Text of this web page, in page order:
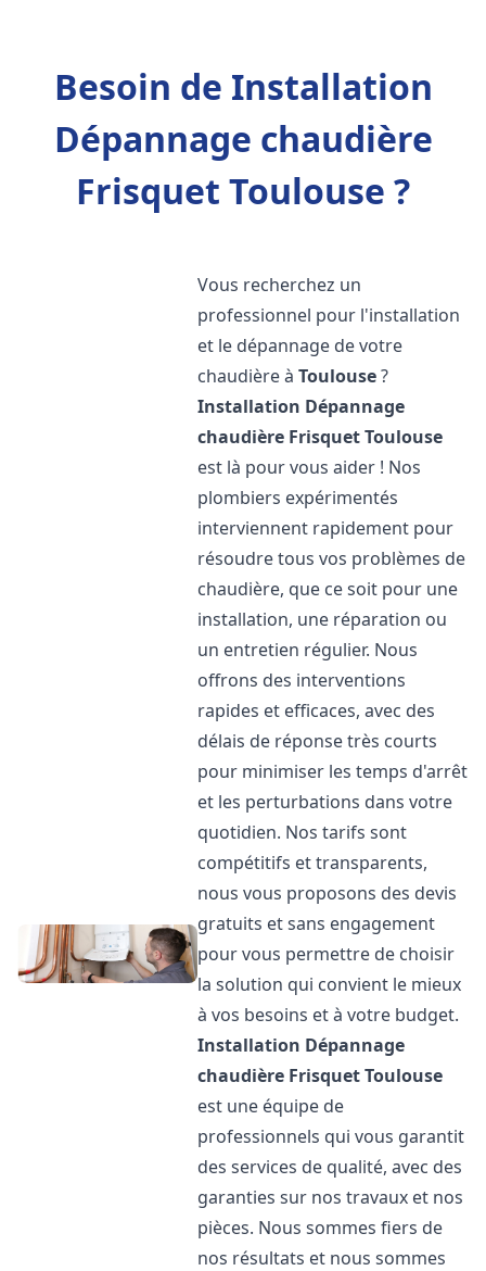
Besoin de Installation
Dépannage chaudière
Frisquet Toulouse ?
Vous recherchez un
professionnel pour l'installation
et le dépannage de votre
chaudière àToulouse?
Installation Dépannage
chaudière FrisquetToulouse
est là pour vous aider ! Nos
plombiers expérimentés
interviennent rapidement pour
résoudre tous vos problèmes de
chaudière, que ce soit pour une
installation, une réparation ou
un entretien régulier. Nous
offrons des interventions
rapides et efficaces, avec des
délais de réponse très courts
pour minimiser les temps d'arrêt
et les perturbations dans votre
quotidien. Nos tarifs sont
compétitifs et transparents,
nous vous proposons des devis
gratuits et sans engagement
pour vous permettre de choisir
la solution qui convient le mieux
à vos besoins et à votre budget.
Installation Dépannage
chaudière FrisquetToulouse
est une équipe de
professionnels qui vous garantit
des services de qualité, avec des
garanties sur nos travaux et nos
pièces. Nous sommes fiers de
nos résultats et nous sommes